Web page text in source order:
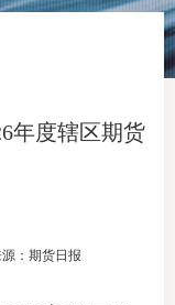
媒体看
投教动
年度辖区期货
：期货日报